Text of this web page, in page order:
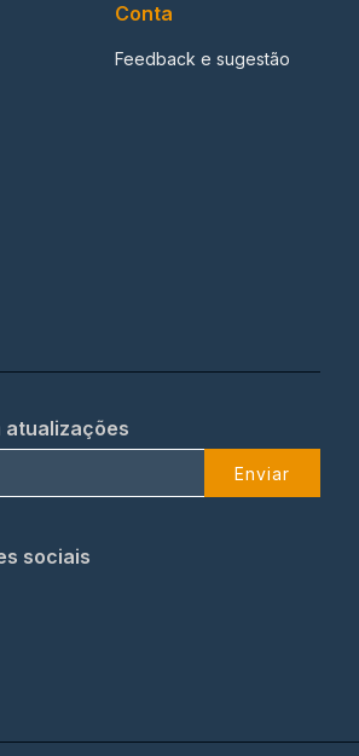
Conta
Feedback e sugestão
atualizações
Enviar
sociais